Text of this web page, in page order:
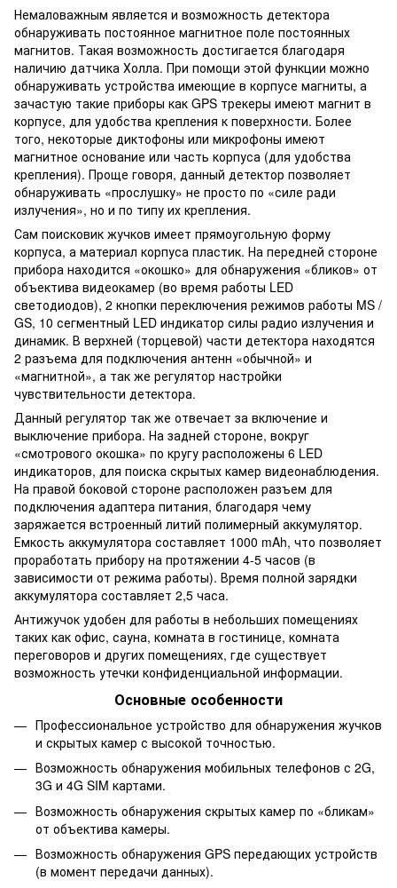
Немаловажным является и возможность детектора
обнаруживать постоянное магнитное поле постоянных
магнитов. Такая возможность достигается благодаря
наличию датчика Холла. При помощи этой функции можно
обнаруживать устройства имеющие в корпусе магниты, а
зачастую такие приборы как GPS трекеры имеют магнит в
корпусе, для удобства крепления к поверхности. Более
того, некоторые диктофоны или микрофоны имеют
магнитное основание или часть корпуса (для удобства
крепления). Проще говоря, данный детектор позволяет
обнаруживать «прослушку» не просто по «силе ради
излучения», но и по типу их крепления.
Сам поисковик жучков имеет прямоугольную форму
корпуса, а материал корпуса пластик. На передней стороне
прибора находится «окошко» для обнаружения «бликов» от
объектива видеокамер (во время работы LED
светодиодов), 2 кнопки переключения режимов работы MS /
GS, 10 сегментный LED индикатор силы радио излучения и
динамик. В верхней (торцевой) части детектора находятся
2 разъема для подключения антенн «обычной» и
«магнитной», а так же регулятор настройки
чувствительности детектора.
Данный регулятор так же отвечает за включение и
выключение прибора. На задней стороне, вокруг
«смотрового окошка» по кругу расположены 6 LED
индикаторов, для поиска скрытых камер видеонаблюдения.
На правой боковой стороне расположен разъем для
подключения адаптера питания, благодаря чему
заряжается встроенный литий полимерный аккумулятор.
Емкость аккумулятора составляет 1000 mAh, что позволяет
проработать прибору на протяжении 4-5 часов (в
зависимости от режима работы). Время полной зарядки
аккумулятора составляет 2,5 часа.
Антижучок удобен для работы в небольших помещениях
таких как офис, сауна, комната в гостинице, комната
переговоров и других помещениях, где существует
возможность утечки конфиденциальной информации.
Основные особенности
Профессиональное устройство для обнаружения жучков
и скрытых камер с высокой точностью.
Возможность обнаружения мобильных телефонов с 2G,
3G и 4G SIM картами.
Возможность обнаружения скрытых камер по «бликам»
от объектива камеры.
Возможность обнаружения GPS передающих устройств
(в момент передачи данных).